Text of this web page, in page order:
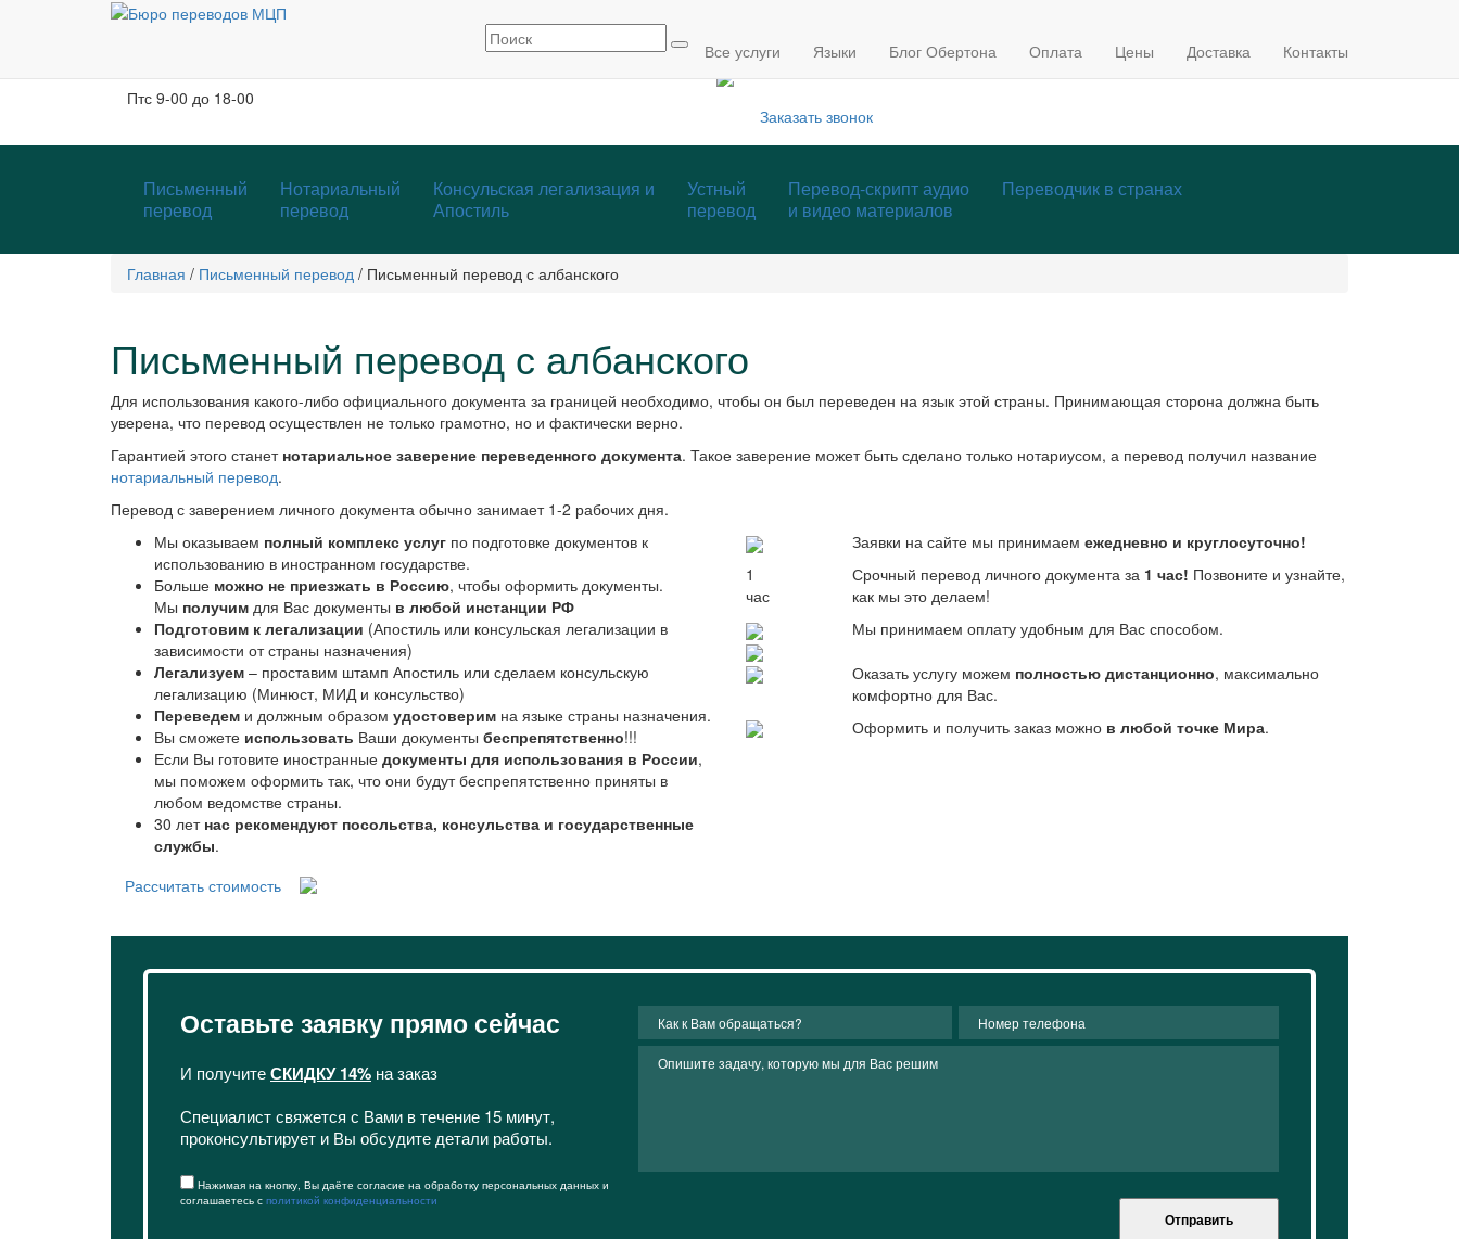
Все услуги Языки Блог Обертона Оплата Цены Доставка Контакты
Москва, м. Тургеневская, Чистые пруды
Птс 9-00 до 18-00
+7 (495) 795-84-05
Заказать звонок
Письменный
перевод
Нотариальный
перевод
Консульская легализация и
Апостиль
Устный
перевод
Перевод-скрипт аудио
и видео материалов
Переводчик в странах
Главная / Письменный перевод / Письменный перевод с албанского
Письменный перевод с албанского
Для использования какого-либо официального документа за границей необходимо, чтобы он был переведен на язык этой страны. Принимающая сторона должна быть
уверена, что перевод осуществлен не только грамотно, но и фактически верно.
Гарантией этого станет нотариальное заверение переведенного документа. Такое заверение может быть сделано только нотариусом, а перевод получил название
нотариальный перевод.
Перевод с заверением личного документа обычно занимает 1-2 рабочих дня.
Мы оказываем полный комплекс услуг по подготовке документов к
использованию в иностранном государстве.
Больше можно не приезжать в Россию, чтобы оформить документы.
Мы получим для Вас документы в любой инстанции РФ
Подготовим к легализации (Апостиль или консульская легализации в
зависимости от страны назначения)
Легализуем – проставим штамп Апостиль или сделаем консульскую
легализацию (Минюст, МИД и консульство)
Переведем и должным образом удостоверим на языке страны назначения.
Вы сможете использовать Ваши документы беспрепятственно!!!
Если Вы готовите иностранные документы для использования в России,
мы поможем оформить так, что они будут беспрепятственно приняты в
любом ведомстве страны.
30 лет нас рекомендуют посольства, консульства и государственные
службы.
Заявки на сайте мы принимаем ежедневно и круглосуточно!
1
час
Срочный перевод личного документа за 1 час! Позвоните и узнайте,
как мы это делаем!
Мы принимаем оплату удобным для Вас способом.
Оказать услугу можем полностью дистанционно, максимально
комфортно для Вас.
Оформить и получить заказ можно в любой точке Мира.
Рассчитать стоимость
Оставьте заявку прямо сейчас
И получитеСКИДКУ 14% на заказ
Специалист свяжется с Вами в течение 15 минут,
проконсультирует и Вы обсудите детали работы.
Нажимая на кнопку, Вы даёте согласие на обработку персональных данных и
соглашаетесь с политикой конфиденциальности
Отправить